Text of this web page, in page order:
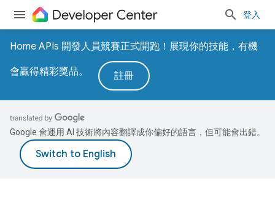
登入
Home APIs 開發人員競賽正式開跑！展現你的技能，有機
會贏得精彩獎品。 註冊
Google 會運用 AI 技術將內容翻譯成你偏好的語言，但可能會出錯。